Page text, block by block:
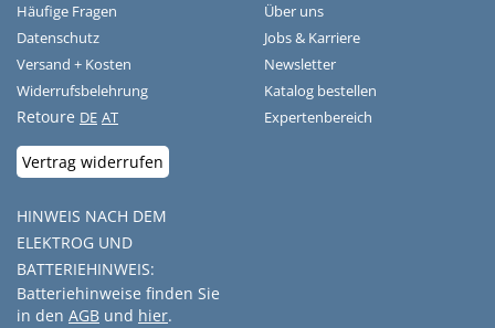
Häufige Fragen
Datenschutz
Versand + Kosten
Widerrufsbelehrung
Retoure DE AT
Vertrag widerrufen
HINWEIS NACH DEM
ELEKTROG UND
BATTERIEHINWEIS:
Batteriehinweise finden Sie
in den AGB und hier.
Über uns
Jobs & Karriere
Newsletter
Katalog bestellen
Expertenbereich